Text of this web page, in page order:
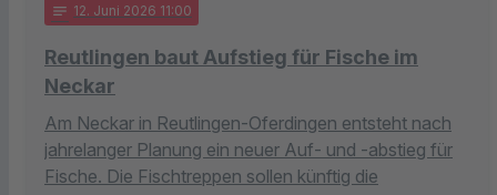
notes 12. Juni 2026 11:00
Reutlingen baut Aufstieg für Fische im
Neckar
Am Neckar in Reutlingen-Oferdingen entsteht nach
jahrelanger Planung ein neuer Auf- und -abstieg für
Fische. Die Fischtreppen sollen künftig die